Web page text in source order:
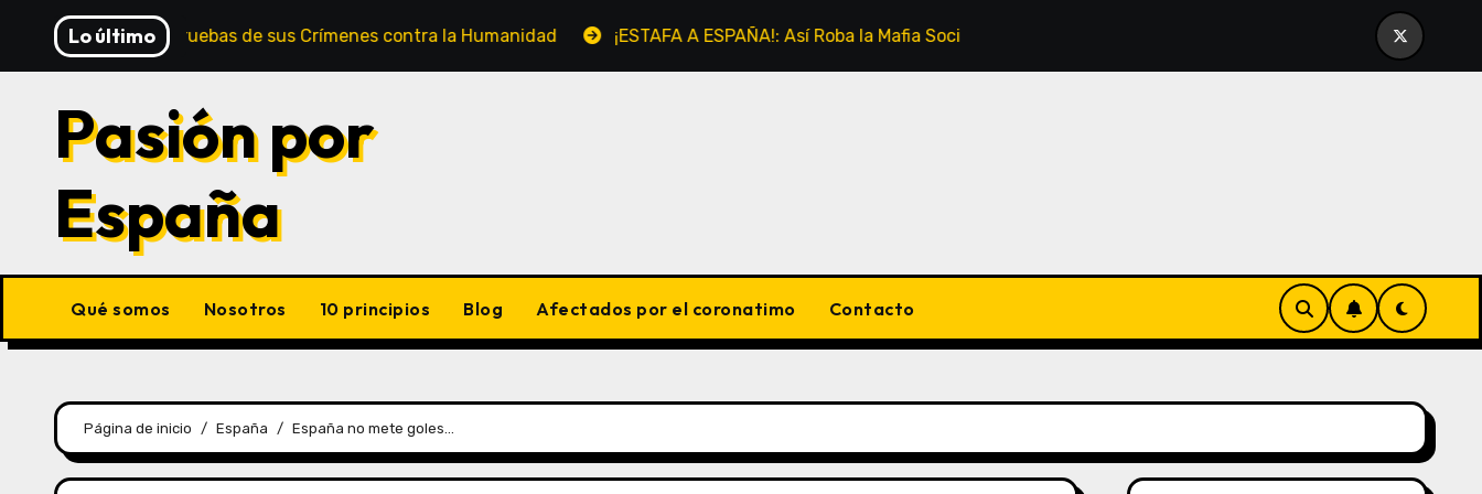
contenido
Lo último
– Las Pruebas de sus Crímenes contra la Humanidad ¡ESTAFA A ESPAÑA!: Así Roba la Mafia Socialista a media España La España del 78: un timo constante
Pasión por
España
Qué somos Nosotros 10 principios Blog Afectados por el coronatimo Contacto
Página de inicio España España no mete goles…